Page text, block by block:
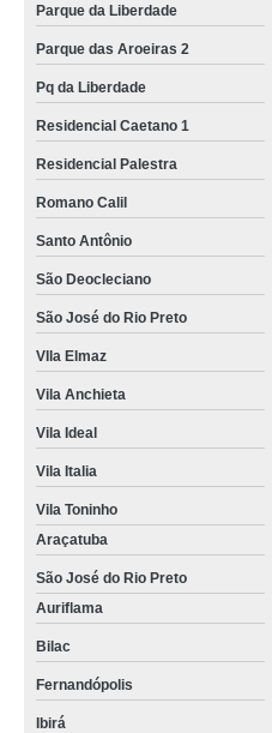
Parque da Liberdade
Parque das Aroeiras 2
Pq da Liberdade
Residencial Caetano 1
Residencial Palestra
Romano Calil
Santo Antônio
São Deocleciano
São José do Rio Preto
VIla Elmaz
Vila Anchieta
Vila Ideal
Vila Italia
Vila Toninho
Araçatuba
São José do Rio Preto
Auriflama
Bilac
Fernandópolis
Ibirá